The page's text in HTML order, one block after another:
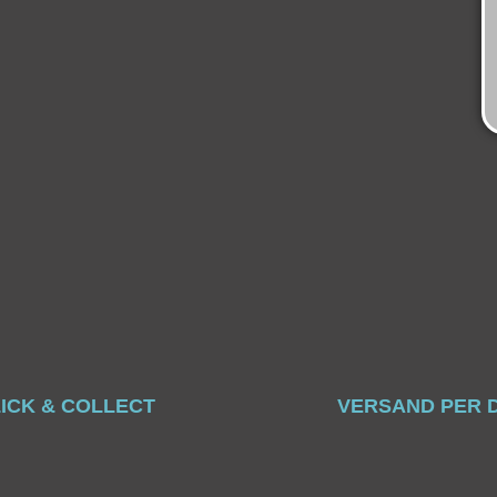
& COLLECT VERSAND PER